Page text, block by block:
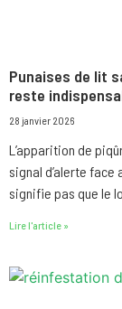
Punaises de lit
reste
28 janvier 2026
L’apparition de
signal d’alerte face
signifie pas que le
Lire l'article »